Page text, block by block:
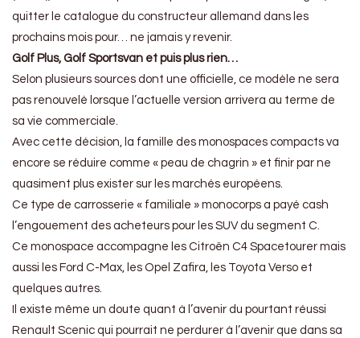
quitter le catalogue du constructeur allemand dans les
prochains mois pour… ne jamais y revenir.
Golf Plus, Golf Sportsvan et puis plus rien…
Selon plusieurs sources dont une officielle, ce modèle ne sera
pas renouvelé lorsque l’actuelle version arrivera au terme de
sa vie commerciale.
Avec cette décision, la famille des monospaces compacts va
encore se réduire comme « peau de chagrin » et finir par ne
quasiment plus exister sur les marchés européens.
Ce type de carrosserie « familiale » monocorps a payé cash
l’engouement des acheteurs pour les SUV du segment C.
Ce monospace accompagne les Citroën C4 Spacetourer mais
aussi les Ford C-Max, les Opel Zafira, les Toyota Verso et
quelques autres.
Il existe même un doute quant à l’avenir du pourtant réussi
Renault Scenic qui pourrait ne perdurer à l’avenir que dans sa